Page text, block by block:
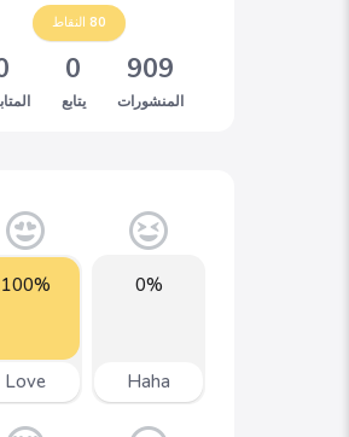
80 النقاط
909
المنشورات
0
يتابع
0%
Haha
100%
Love